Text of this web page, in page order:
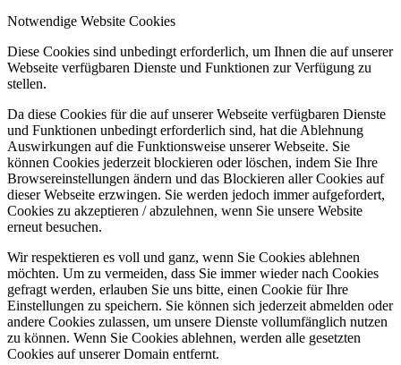
Notwendige Website Cookies
Diese Cookies sind unbedingt erforderlich, um Ihnen die auf unserer
Webseite verfügbaren Dienste und Funktionen zur Verfügung zu
stellen.
Da diese Cookies für die auf unserer Webseite verfügbaren Dienste
und Funktionen unbedingt erforderlich sind, hat die Ablehnung
Auswirkungen auf die Funktionsweise unserer Webseite. Sie
können Cookies jederzeit blockieren oder löschen, indem Sie Ihre
Browsereinstellungen ändern und das Blockieren aller Cookies auf
dieser Webseite erzwingen. Sie werden jedoch immer aufgefordert,
Cookies zu akzeptieren / abzulehnen, wenn Sie unsere Website
erneut besuchen.
Wir respektieren es voll und ganz, wenn Sie Cookies ablehnen
möchten. Um zu vermeiden, dass Sie immer wieder nach Cookies
gefragt werden, erlauben Sie uns bitte, einen Cookie für Ihre
Einstellungen zu speichern. Sie können sich jederzeit abmelden oder
andere Cookies zulassen, um unsere Dienste vollumfänglich nutzen
zu können. Wenn Sie Cookies ablehnen, werden alle gesetzten
Cookies auf unserer Domain entfernt.